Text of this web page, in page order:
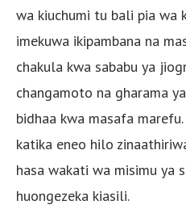
wa kiuchumi tu bali pia wa
imekuwa ikipambana na
chakula kwa sababu ya
changamoto na gharama
bidhaa kwa masafa
katika eneo hilo
hasa wakati wa misimu ya
huongezeka kiasili.